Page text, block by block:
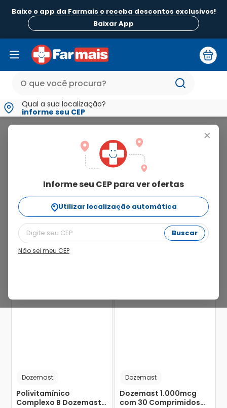
Baixe o app da Farmais e receba descontos exclusivos!
Baixar App
Qual a sua localização?
informe seu CEP
+
Informe seu CEP para ver ofertas
Utilizar localização automática
Buscar
Não sei meu CEP
Ordenar Por
relevância
15%
Dozemast
Polivitamínico
Complexo B Dozemast
Dozemast
Dozemast 1.000mcg
com 30 Comprimidos